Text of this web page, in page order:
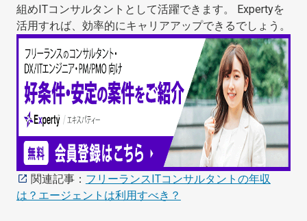
組めITコンサルタントとして活躍できます。 Expertyを
活用すれば、効率的にキャリアアップできるでしょう。
関連記事： フリーランスITコンサルタントの年収
は？エージェントは利用すべき？